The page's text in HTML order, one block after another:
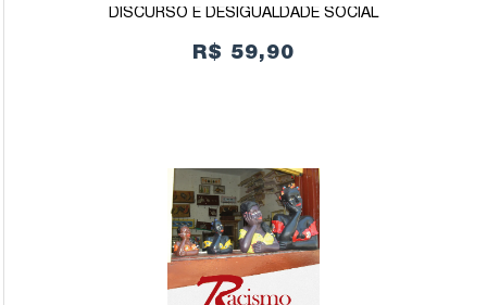
DISCURSO E DESIGUALDADE SOCIAL
R$ 59,90